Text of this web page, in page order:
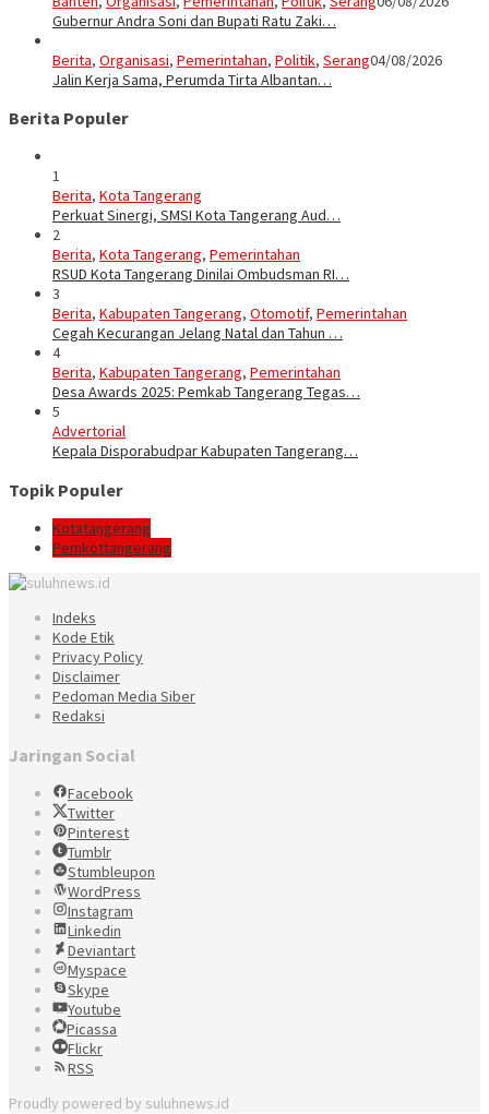
Gubernur Andra Soni dan Bupati Ratu Zaki…
Berita, Organisasi, Pemerintahan, Politik, Serang04/08/2026
Jalin Kerja Sama, Perumda Tirta Albantan…
Berita Populer
1
Berita, Kota Tangerang
Perkuat Sinergi, SMSI Kota Tangerang Aud…
2
Berita, Kota Tangerang, Pemerintahan
RSUD Kota Tangerang Dinilai Ombudsman RI…
3
Berita, Kabupaten Tangerang, Otomotif, Pemerintahan
Cegah Kecurangan Jelang Natal dan Tahun …
4
Berita, Kabupaten Tangerang, Pemerintahan
Desa Awards 2025: Pemkab Tangerang Tegas…
5
Advertorial
Kepala Disporabudpar Kabupaten Tangerang…
Topik Populer
Kotatangerang
Pemkottangerang
Indeks
Kode Etik
Privacy Policy
Disclaimer
Pedoman Media Siber
Redaksi
Jaringan Social
Facebook
Twitter
Pinterest
Tumblr
Stumbleupon
WordPress
Instagram
Linkedin
Deviantart
Myspace
Skype
Youtube
Picassa
Flickr
RSS
Proudly powered by suluhnews.id